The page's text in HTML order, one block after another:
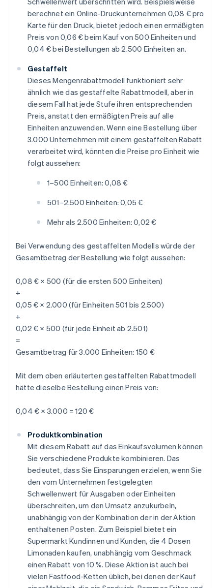
berechnet ein Online-Druckunternehmen 0,08 € pro
Karte für den Druck, bietet jedoch einen ermäßigten
Preis von 0,06 € beim Kauf von 500 Einheiten und
0,04 € bei Bestellungen ab 2.500 Einheiten an.
Gestaffelt
Dieses Mengenrabattmodell funktioniert sehr
ähnlich wie das gestaffelte Rabattmodell, aber in
diesem Fall hat jede Stufe ihren entsprechenden
Preis, anstatt den ermäßigten Preis auf alle
Einheiten anzuwenden. Wenn eine Bestellung über
3.000 Unternehmen mit einem gestaffelten Rabatt
verarbeitet wird, könnten die Preise pro Einheit wie
folgt aussehen:
1–500 Einheiten: 0,08 €
501–2.500 Einheiten: 0,05 €
Mehr als 2.500 Einheiten: 0,02 €
Bei Verwendung des gestaffelten Modells würde der
Gesamtbetrag der Bestellung wie folgt aussehen:
0,08 € × 500 (für die ersten 500 Einheiten)
+
0,05 € × 2.000 (für Einheiten 501 bis 2.500)
+
0,02 € × 500 (für jede Einheit ab 2.501)
=
Gesamtbetrag für 3.000 Einheiten: 150 €
Mit dem oben erläuterten gestaffelten Rabattmodell
hätte dieselbe Bestellung einen Preis von:
0,04 € × 3.000 = 120 €
Produktkombination
Mit diesem Rabatt auf das Einkaufsvolumen können
Sie verschiedene Produkte kombinieren. Das
bedeutet, dass Sie Einsparungen erzielen, wenn Sie
den vom Unternehmen festgelegten
Schwellenwert für Ausgaben oder Einheiten
überschreiten, um den Umsatz anzukurbeln,
unabhängig von der Kombination der in der Aktion
enthaltenen Posten. Zum Beispiel bietet ein
Supermarkt Kundinnen und Kunden, die 4 Dosen
Limonaden kaufen, unabhängig vom Geschmack
einen Rabatt von 10 %. Diese Aktion ist auch bei
vielen Fastfood-Ketten üblich, bei denen der Kauf